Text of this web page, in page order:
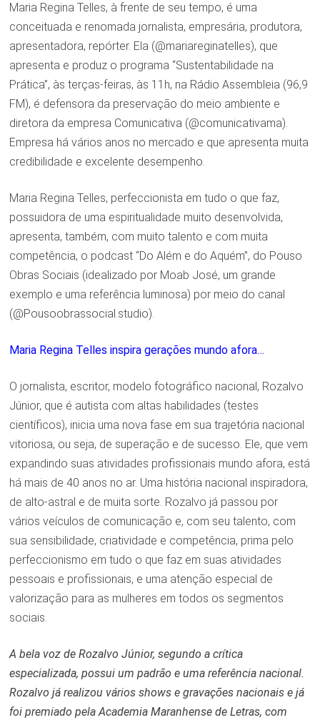
Maria Regina Telles, à frente de seu tempo, é uma
conceituada e renomada jornalista, empresária, produtora,
apresentadora, repórter. Ela (@mariareginatelles), que
apresenta e produz o programa “Sustentabilidade na
Prática”, às terças-feiras, às 11h, na Rádio Assembleia (96,9
FM), é defensora da preservação do meio ambiente e
diretora da empresa Comunicativa (@comunicativama).
Empresa há vários anos no mercado e que apresenta muita
credibilidade e excelente desempenho.
Maria Regina Telles, perfeccionista em tudo o que faz,
possuidora de uma espiritualidade muito desenvolvida,
apresenta, também, com muito talento e com muita
competência, o podcast “Do Além e do Aquém”, do Pouso
Obras Sociais (idealizado por Moab José, um grande
exemplo e uma referência luminosa) por meio do canal
(@Pousoobrassocial.studio).
Maria Regina Telles inspira gerações mundo afora…
O jornalista, escritor, modelo fotográfico nacional, Rozalvo
Júnior, que é autista com altas habilidades (testes
científicos), inicia uma nova fase em sua trajetória nacional
vitoriosa, ou seja, de superação e de sucesso. Ele, que vem
expandindo suas atividades profissionais mundo afora, está
há mais de 40 anos no ar. Uma história nacional inspiradora,
de alto-astral e de muita sorte. Rozalvo já passou por
vários veículos de comunicação e, com seu talento, com
sua sensibilidade, criatividade e competência, prima pelo
perfeccionismo em tudo o que faz em suas atividades
pessoais e profissionais, e uma atenção especial de
valorização para as mulheres em todos os segmentos
sociais.
A bela voz de Rozalvo Júnior, segundo a crítica
especializada, possui um padrão e uma referência nacional.
Rozalvo já realizou vários shows e gravações nacionais e já
foi premiado pela Academia Maranhense de Letras, com